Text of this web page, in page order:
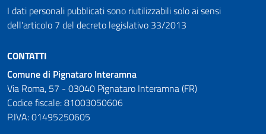
I dati personali pubblicati sono riutilizzabili solo ai sensi
dell'articolo 7 del decreto legislativo 33/2013
CONTATTI
Comune di Pignataro Interamna
Via Roma, 57 - 03040 Pignataro Interamna (FR)
Codice fiscale: 81003050606
P.IVA: 01495250605